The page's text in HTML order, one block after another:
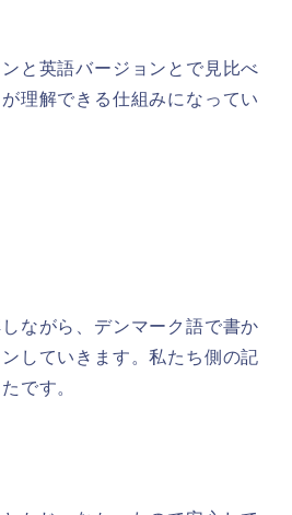
と英語バージョンとで見比べ
理解できる仕組みになってい
ながら、デンマーク語で書か
していきます。私たち側の記
です。